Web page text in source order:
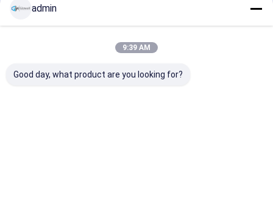
প্রস্তাবিত পণ্য
admin
9:39 AM
Good day, what product are you looking for?